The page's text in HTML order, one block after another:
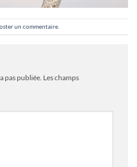
un commentaire
pas publiée. Les champs